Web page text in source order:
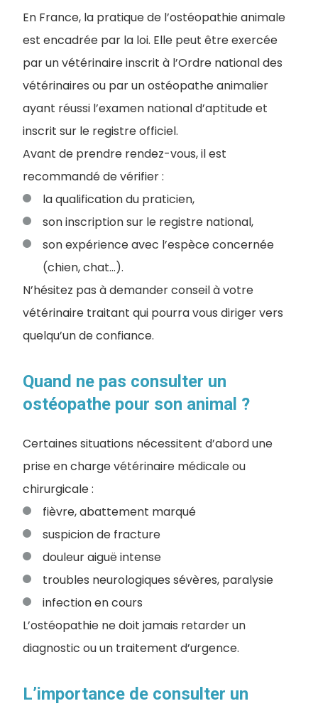
En France, la pratique de l’ostéopathie animale
est encadrée par la loi. Elle peut être exercée
par un vétérinaire inscrit à l’Ordre national des
vétérinaires ou par un ostéopathe animalier
ayant réussi l’examen national d’aptitude et
inscrit sur le registre officiel.
Avant de prendre rendez-vous, il est
recommandé de vérifier :
la qualification du praticien,
son inscription sur le registre national,
son expérience avec l’espèce concernée
(chien, chat…).
N’hésitez pas à demander conseil à votre
vétérinaire traitant qui pourra vous diriger vers
quelqu’un de confiance.
Quand ne pas consulter un
ostéopathe pour son animal ?
Certaines situations nécessitent d’abord une
prise en charge vétérinaire médicale ou
chirurgicale :
fièvre, abattement marqué
suspicion de fracture
douleur aiguë intense
troubles neurologiques sévères, paralysie
infection en cours
L’ostéopathie ne doit jamais retarder un
diagnostic ou un traitement d’urgence.
L’importance de consulter un